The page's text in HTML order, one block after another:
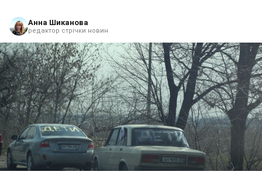
Анна Шиканова
редактор стрічки новин